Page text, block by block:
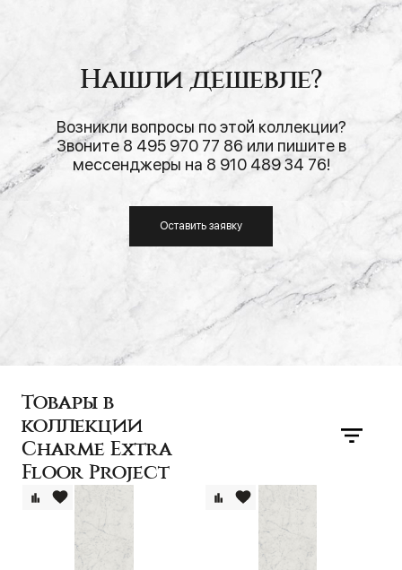
Нашли дешевле?
Возникли вопросы по этой коллекции?
Звоните 8 495 970 77 86 или пишите в
мессенджеры на 8 910 489 34 76!
Оставить заявку
Товары в
коллекции
Charme Extra
Floor Project